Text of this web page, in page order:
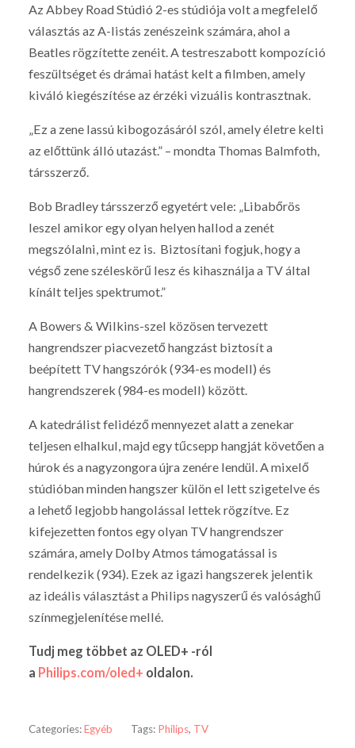
Az Abbey Road Stúdió 2-es stúdiója volt a megfelelő
választás az A-listás zenészeink számára, ahol a
Beatles rögzítette zenéit. A testreszabott kompozíció
feszültséget és drámai hatást kelt a filmben, amely
kiváló kiegészítése az érzéki vizuális kontrasztnak.
„Ez a zene lassú kibogozásáról szól, amely életre kelti
az előttünk álló utazást.” – mondta Thomas Balmfoth,
társszerző.
Bob Bradley társszerző egyetért vele: „Libabőrös
leszel amikor egy olyan helyen hallod a zenét
megszólalni, mint ez is. Biztosítani fogjuk, hogy a
végső zene széleskörű lesz és kihasználja a TV által
kínált teljes spektrumot.”
A Bowers & Wilkins-szel közösen tervezett
hangrendszer piacvezető hangzást biztosít a
beépített TV hangszórók (934-es modell) és
hangrendszerek (984-es modell) között.
A katedrálist felidéző mennyezet alatt a zenekar
teljesen elhalkul, majd egy tűcsepp hangját követően a
húrok és a nagyzongora újra zenére lendül. A mixelő
stúdióban minden hangszer külön el lett szigetelve és
a lehető legjobb hangolással lettek rögzítve. Ez
kifejezetten fontos egy olyan TV hangrendszer
számára, amely Dolby Atmos támogatással is
rendelkezik (934). Ezek az igazi hangszerek jelentik
az ideális választást a Philips nagyszerű és valósághű
színmegjelenítése mellé.
Tudj meg többet az OLED+ -ról
a Philips.com/oled+ oldalon.
Categories:Egyéb Tags: Philips, TV